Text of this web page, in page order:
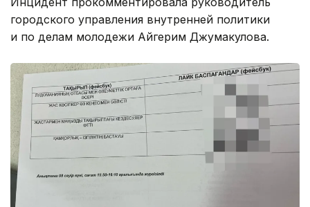
городского управления внутренней политики
и по делам молодежи Айгерим Джумакулова.